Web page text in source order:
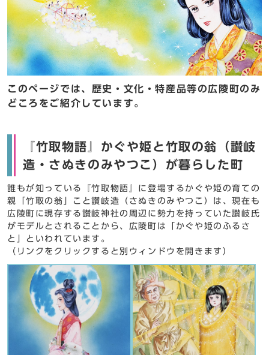
このページでは、歴史・文化・特産品等の広陵町のみ
どころをご紹介しています。
『竹取物語』かぐや姫と竹取の翁（讃岐
造・さぬきのみやつこ）が暮らした町
誰もが知っている『竹取物語』に登場するかぐや姫の育ての
親「竹取の翁」こと讃岐造（さぬきのみやつこ）は、現在も
広陵町に現存する讃岐神社の周辺に勢力を持っていた讃岐氏
がモデルとされることから、広陵町は「かぐや姫のふるさ
と」といわれています。
（リンクをクリックすると別ウィンドウを開きます）